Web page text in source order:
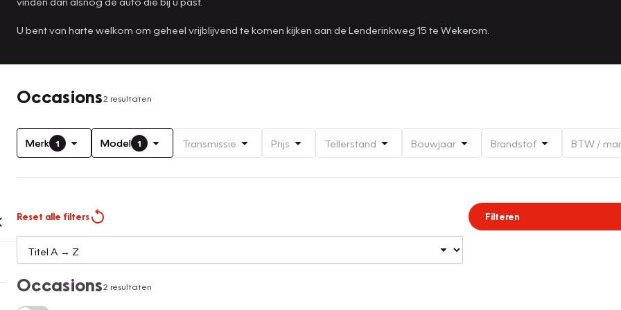
U bent van harte welkom om geheel vrijblijvend te komen kijken aan de Lenderinkweg 15 te Wekerom.
Occasions2 resultaten
Merk 1 Model 1 Transmissie Prijs Tellerstand Bouwjaar Brandstof BTW /
Reset alle filters Filteren
Occasions2 resultaten